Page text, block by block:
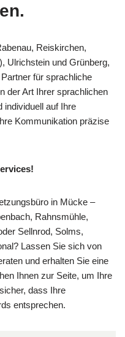
Reiskirchen,
Ulrichstein und Grünberg,
für sprachliche
der Art Ihrer sprachlichen
individuell auf Ihre
Kommunikation präzise
in Mücke –
Rahnsmühle,
Sellnrod, Solms,
Lassen Sie sich von
und erhalten Sie eine
Ihnen zur Seite, um Ihre
dass Ihre
entsprechen.